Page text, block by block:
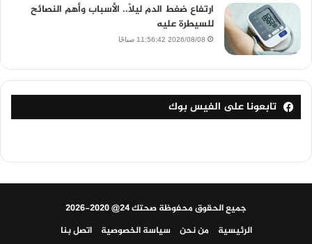
ارتفاع ضغط الدم ليلًا.. الأسباب وأهم النصائح
للسيطرة عليه
2026/08/08 11:56:42 صباحًا
تابعونا على الفيس بوك
جميع الحقوق محفوظة صحتك 24@ 2020-2026
الرئيسية
من نحن سياسة الخصوصية اتصل بنا